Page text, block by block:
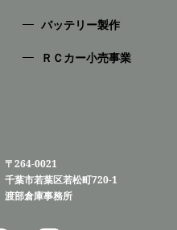
バッテリー製作
ＲＣカー小売事業
〒264-0021
千葉市若葉区若松町720-1
渡部倉庫事務所